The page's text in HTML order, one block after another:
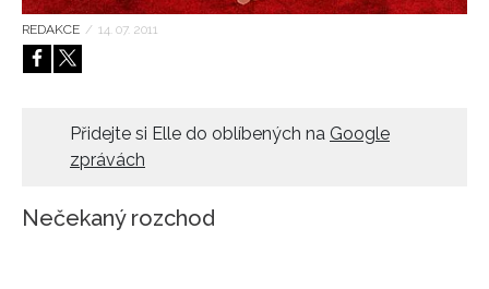
REDAKCE / 14. 07. 2011
Přidejte si Elle do oblíbených na Google
zprávách
Nečekaný rozchod